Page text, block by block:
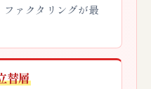
ファクタリングが最
替層